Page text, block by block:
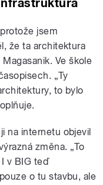
jsem
že ta architektura
Ve škole
„Ty
to bylo
na internetu objevil
změna. „To
v BIG teď
o tu stavbu, ale